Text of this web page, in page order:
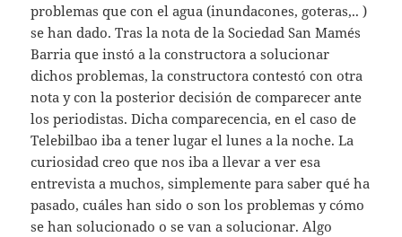
problemas que con el agua (inundacones, goteras,.. )
se han dado. Tras la nota de la Sociedad San Mamés
Barria que instó a la constructora a solucionar
dichos problemas, la constructora contestó con otra
nota y con la posterior decisión de comparecer ante
los periodistas. Dicha comparecencia, en el caso de
Telebilbao iba a tener lugar el lunes a la noche. La
curiosidad creo que nos iba a llevar a ver esa
entrevista a muchos, simplemente para saber qué ha
pasado, cuáles han sido o son los problemas y cómo
se han solucionado o se van a solucionar. Algo